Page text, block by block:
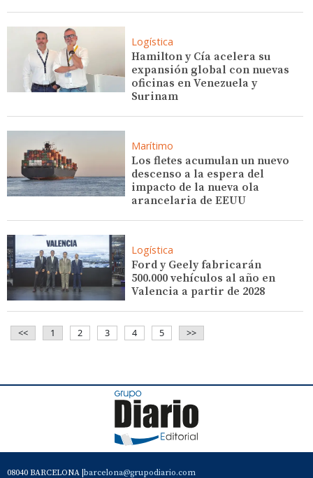
Logística
Hamilton y Cía acelera su
expansión global con nuevas
oficinas en Venezuela y
Surinam
Marítimo
Los fletes acumulan un nuevo
descenso a la espera del
impacto de la nueva ola
arancelaria de EEUU
Logística
Ford y Geely fabricarán
500.000 vehículos al año en
Valencia a partir de 2028
<< 1 2 3 4 5 >>
08040 BARCELONA | barcelona@grupodiario.com